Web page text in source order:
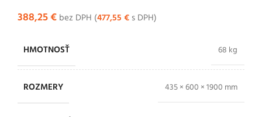
388,25€ bez DPH (477,55 € s DPH)
HMOTNOSŤ 68 kg
ROZMERY 435 × 600 × 1900 mm